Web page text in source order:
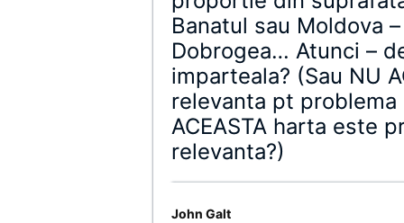
Banatul sau Moldova
Dobrogea… Atunci –
imparteala? (Sau NU
relevanta pt
ACEASTA harta este
relevanta?)
John Galt